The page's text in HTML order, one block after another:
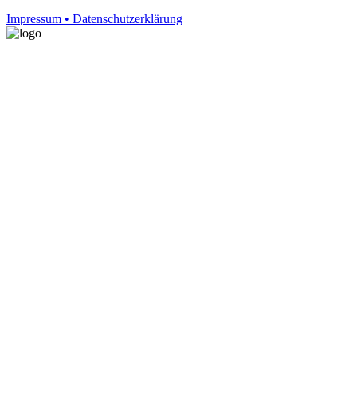
Impressum • Datenschutzerklärung